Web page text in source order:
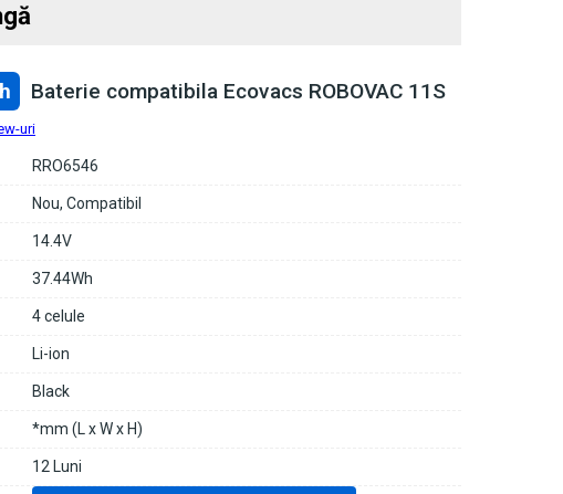
Baterie compatibila Ecovacs ROBOVAC 11S
uri
RRO6546
Nou, Compatibil
14.4V
37.44Wh
4 celule
Li-ion
Black
*mm (L x W x H)
12 Luni